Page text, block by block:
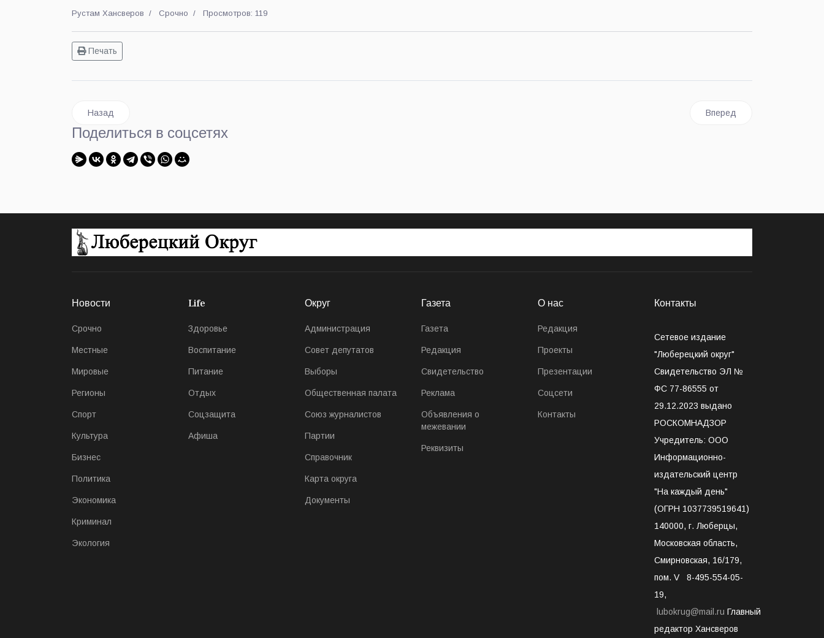
Рустам Хансверов Срочно Просмотров: 119
Печать
Предыдущий: Первый командный турнир по лазертагу среди участников СВО состоялся в Люберцах
Назад Следующий: Люберецкие
Вперед
Поделиться в соцсетях
Новости
Срочно
Местные
Мировые
Регионы
Спорт
Культура
Бизнес
Политика
Экономика
Криминал
Экология
Life
Здоровье
Воспитание
Питание
Отдых
Соцзащита
Афиша
Округ
Администрация
Совет депутатов
Выборы
Общественная палата
Союз журналистов
Партии
Справочник
Карта округа
Документы
Газета
Газета
Редакция
Свидетельство
Реклама
Объявления о
межевании
Реквизиты
О нас
Редакция
Проекты
Презентации
Соцсети
Контакты
Контакты
Сетевое издание
"Люберецкий округ"
Свидетельство ЭЛ №
ФС 77-86555 от
29.12.2023 выдано
РОСКОМНАДЗОР
Учредитель: ООО
Информационно-
издательский центр
"На каждый день"
(ОГРН 1037739519641)
140000, г. Люберцы,
Московская область,
Смирновская, 16/179,
пом. V 8-495-554-05-
19,
lubokrug@mail.ru Главный
редактор Хансверов